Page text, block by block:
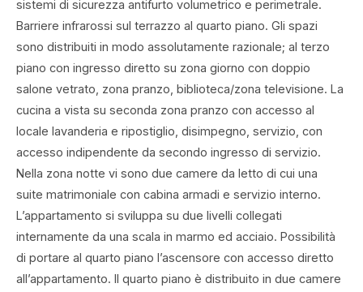
sistemi di sicurezza antifurto volumetrico e perimetrale.
Barriere infrarossi sul terrazzo al quarto piano. Gli spazi
sono distribuiti in modo assolutamente razionale; al terzo
piano con ingresso diretto su zona giorno con doppio
salone vetrato, zona pranzo, biblioteca/zona televisione. La
cucina a vista su seconda zona pranzo con accesso al
locale lavanderia e ripostiglio, disimpegno, servizio, con
accesso indipendente da secondo ingresso di servizio.
Nella zona notte vi sono due camere da letto di cui una
suite matrimoniale con cabina armadi e servizio interno.
L’appartamento si sviluppa su due livelli collegati
internamente da una scala in marmo ed acciaio. Possibilità
di portare al quarto piano l’ascensore con accesso diretto
all’appartamento. Il quarto piano è distribuito in due camere